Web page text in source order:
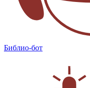
Библио-бот